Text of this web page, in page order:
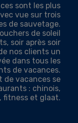
sont les plus
vue sur trois
de sauvetage.
de soleil
soir après soir
nos clients un
dans tous les
de vacances.
de vacances se
: chinois,
fitness et glaat.